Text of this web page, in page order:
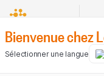
Bienvenue chez
Sélectionner une langue